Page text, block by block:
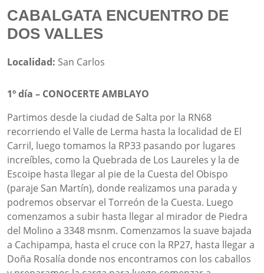
CABALGATA ENCUENTRO DE
DOS VALLES
Localidad: San Carlos
1º día – CONOCERTE AMBLAYO
Partimos desde la ciudad de Salta por la RN68
recorriendo el Valle de Lerma hasta la localidad de El
Carril, luego tomamos la RP33 pasando por lugares
increíbles, como la Quebrada de Los Laureles y la de
Escoipe hasta llegar al pie de la Cuesta del Obispo
(paraje San Martín), donde realizamos una parada y
podremos observar el Torreón de la Cuesta. Luego
comenzamos a subir hasta llegar al mirador de Piedra
del Molino a 3348 msnm. Comenzamos la suave bajada
a Cachipampa, hasta el cruce con la RP27, hasta llegar a
Doña Rosalía donde nos encontramos con los caballos